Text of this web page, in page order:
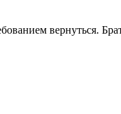
вернуться.